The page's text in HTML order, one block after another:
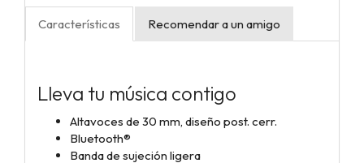
Características Recomendar a un amigo
Lleva tu música contigo
Altavoces de 30 mm, diseño post. cerr.
Bluetooth®
Banda de sujeción ligera